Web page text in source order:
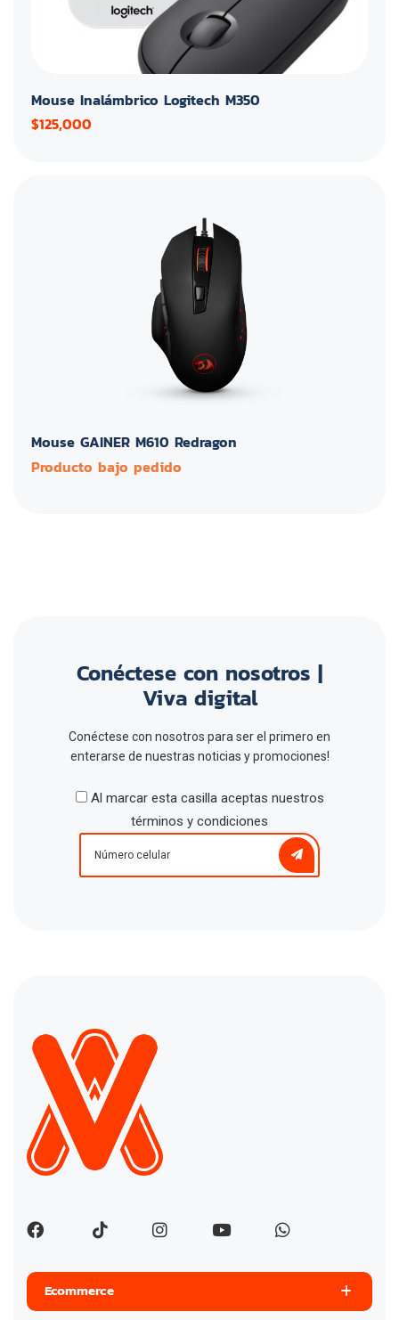
Mouse Inalámbrico Logitech M350
$125,000
Mouse GAINER M610 Redragon
Producto bajo pedido
Conéctese con nosotros |
Viva digital
Conéctese con nosotros para ser el primero en
enterarse de nuestras noticias y promociones!
Al marcar esta casilla aceptas nuestros
términos y condiciones
Ecommerce